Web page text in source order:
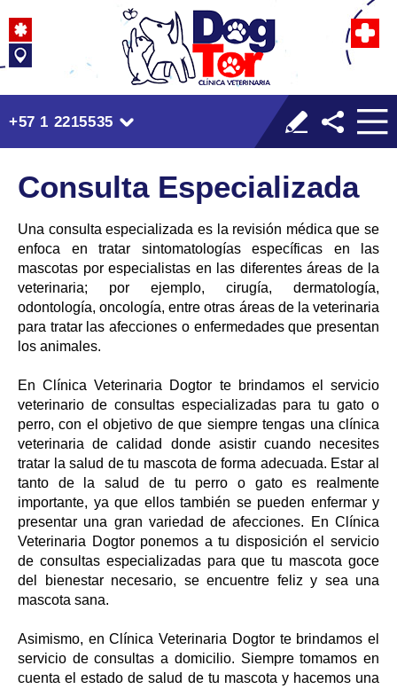
+57 1 2215535
Consulta Especializada
Una consulta especializada es la revisión médica que se
enfoca en tratar sintomatologías específicas en las
mascotas por especialistas en las diferentes áreas de la
veterinaria; por ejemplo, cirugía, dermatología,
odontología, oncología, entre otras áreas de la veterinaria
para tratar las afecciones o enfermedades que presentan
los animales.
En Clínica Veterinaria Dogtor te brindamos el servicio
veterinario de consultas especializadas para tu gato o
perro, con el objetivo de que siempre tengas una clínica
veterinaria de calidad donde asistir cuando necesites
tratar la salud de tu mascota de forma adecuada. Estar al
tanto de la salud de tu perro o gato es realmente
importante, ya que ellos también se pueden enfermar y
presentar una gran variedad de afecciones. En Clínica
Veterinaria Dogtor ponemos a tu disposición el servicio
de consultas especializadas para que tu mascota goce
del bienestar necesario, se encuentre feliz y sea una
mascota sana.
Asimismo, en Clínica Veterinaria Dogtor te brindamos el
servicio de consultas a domicilio. Siempre tomamos en
cuenta el estado de salud de tu mascota y hacemos una